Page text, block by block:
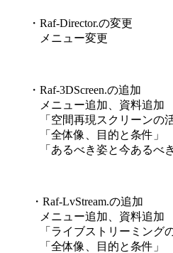
・Raf-Director.の変更
メニュー変更
・Raf-3DScreen.の追加
メニュー追加、資料追加
「空間再現スクリーンの活
「全体像、目的と条件」
「あるべき姿と今あるべき
・Raf-LvStream.の追加
メニュー追加、資料追加
「ライブストリーミングの
「全体像、目的と条件」